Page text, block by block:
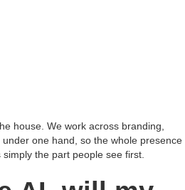
house. We work across branding,
one hand, so the whole presence
the part people see first.